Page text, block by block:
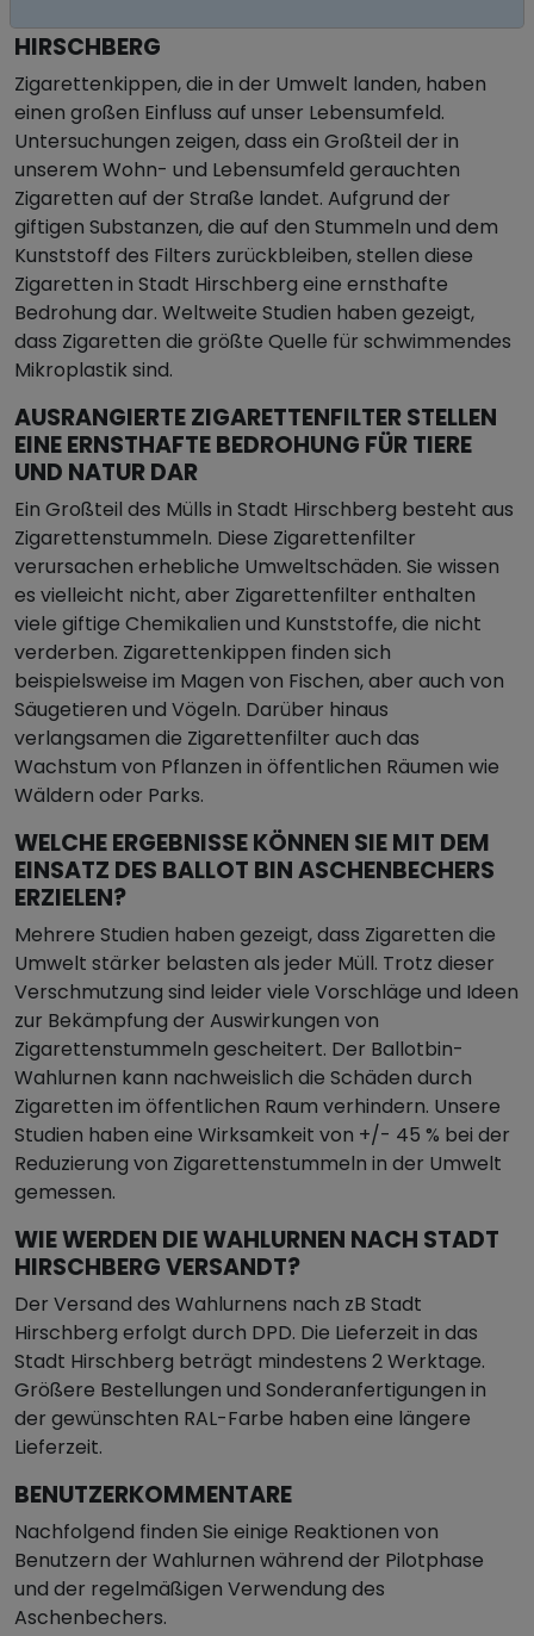
HIRSCHBERG
Zigarettenkippen, die in der Umwelt landen, haben
einen großen Einfluss auf unser Lebensumfeld.
Untersuchungen zeigen, dass ein Großteil der in
unserem Wohn- und Lebensumfeld gerauchten
Zigaretten auf der Straße landet. Aufgrund der
giftigen Substanzen, die auf den Stummeln und dem
Kunststoff des Filters zurückbleiben, stellen diese
Zigaretten in Stadt Hirschberg eine ernsthafte
Bedrohung dar. Weltweite Studien haben gezeigt,
dass Zigaretten die größte Quelle für schwimmendes
Mikroplastik sind.
AUSRANGIERTE ZIGARETTENFILTER STELLEN
EINE ERNSTHAFTE BEDROHUNG FÜR TIERE
UND NATUR DAR
Ein Großteil des Mülls in Stadt Hirschberg besteht aus
Zigarettenstummeln. Diese Zigarettenfilter
verursachen erhebliche Umweltschäden. Sie wissen
es vielleicht nicht, aber Zigarettenfilter enthalten
viele giftige Chemikalien und Kunststoffe, die nicht
verderben. Zigarettenkippen finden sich
beispielsweise im Magen von Fischen, aber auch von
Säugetieren und Vögeln. Darüber hinaus
verlangsamen die Zigarettenfilter auch das
Wachstum von Pflanzen in öffentlichen Räumen wie
Wäldern oder Parks.
WELCHE ERGEBNISSE KÖNNEN SIE MIT DEM
EINSATZ DES BALLOT BIN ASCHENBECHERS
ERZIELEN?
Mehrere Studien haben gezeigt, dass Zigaretten die
Umwelt stärker belasten als jeder Müll. Trotz dieser
Verschmutzung sind leider viele Vorschläge und Ideen
zur Bekämpfung der Auswirkungen von
Zigarettenstummeln gescheitert. Der Ballotbin-
Wahlurnen kann nachweislich die Schäden durch
Zigaretten im öffentlichen Raum verhindern. Unsere
Studien haben eine Wirksamkeit von +/- 45 % bei der
Reduzierung von Zigarettenstummeln in der Umwelt
gemessen.
WIE WERDEN DIE WAHLURNEN NACH STADT
HIRSCHBERG VERSANDT?
Der Versand des Wahlurnens nach zB Stadt
Hirschberg erfolgt durch DPD. Die Lieferzeit in das
Stadt Hirschberg beträgt mindestens 2 Werktage.
Größere Bestellungen und Sonderanfertigungen in
der gewünschten RAL-Farbe haben eine längere
Lieferzeit.
BENUTZERKOMMENTARE
Nachfolgend finden Sie einige Reaktionen von
Benutzern der Wahlurnen während der Pilotphase
und der regelmäßigen Verwendung des
Aschenbechers.